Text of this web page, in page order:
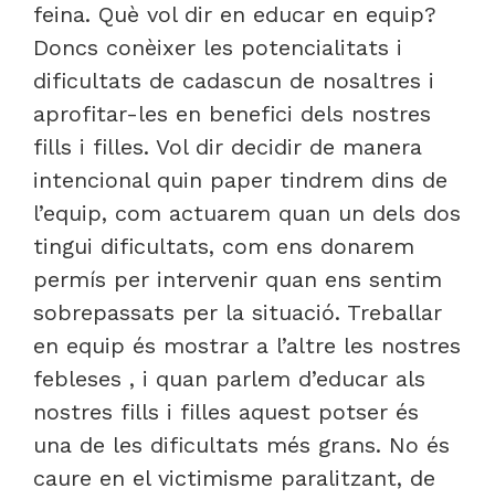
feina. Què vol dir en educar en equip?
Doncs conèixer les potencialitats i
dificultats de cadascun de nosaltres i
aprofitar-les en benefici dels nostres
fills i filles. Vol dir decidir de manera
intencional quin paper tindrem dins de
l’equip, com actuarem quan un dels dos
tingui dificultats, com ens donarem
permís per intervenir quan ens sentim
sobrepassats per la situació. Treballar
en equip és mostrar a l’altre les nostres
febleses , i quan parlem d’educar als
nostres fills i filles aquest potser és
una de les dificultats més grans. No és
caure en el victimisme paralitzant, de